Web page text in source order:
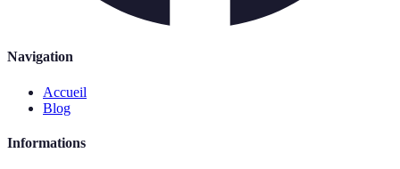
Navigation
Accueil
Blog
Informations